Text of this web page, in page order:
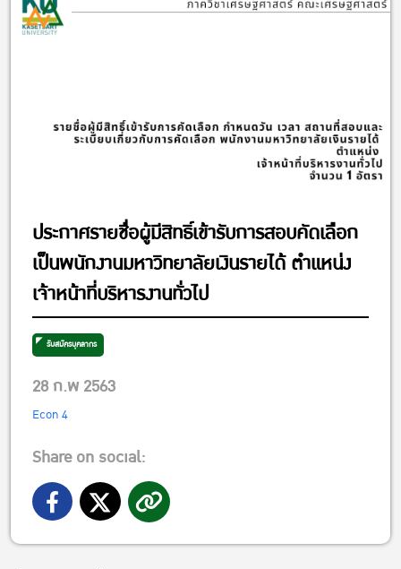
ประกาศรายชื่อผู้มีสิทธิ์เข้ารับการสอบคัดเลือก
เป็นพนักงานมหาวิทยาลัยเงินรายได้ ตำแหน่ง
เจ้าหน้าที่บริหารงานทั่วไป
รับสมัครบุคลากร
28 ก.พ 2563
Econ 4
Share on social: